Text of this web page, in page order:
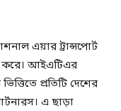
এয়ার ট্রান্সপোর্ট
করে। আইএটিএর
প্রতিটি দেশের
এ ছাড়া